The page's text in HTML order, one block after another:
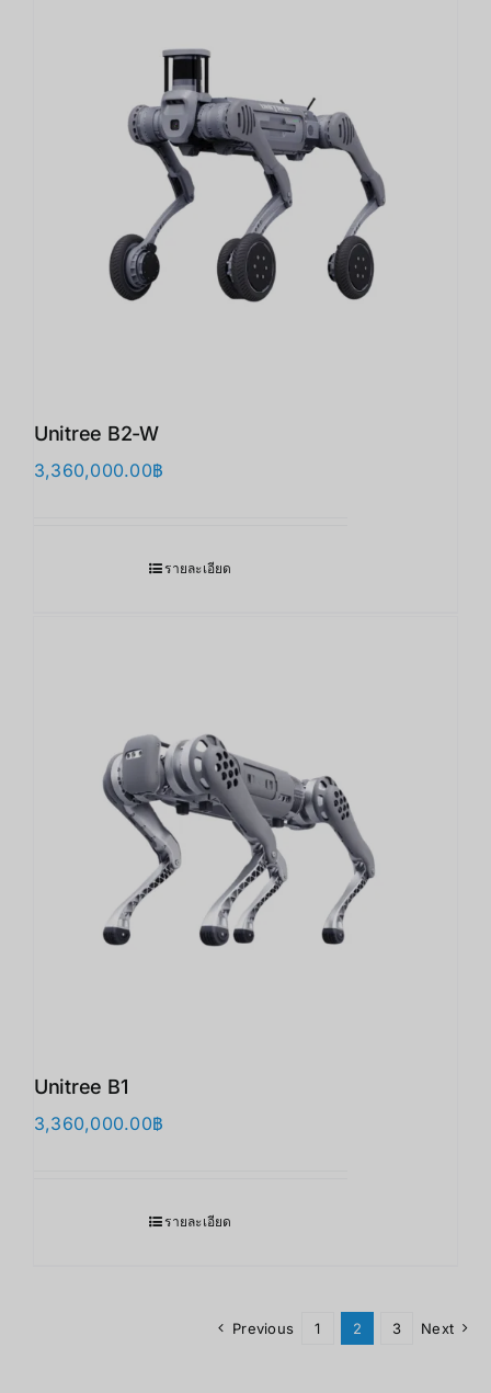
Unitree B2-W
3,360,000.00฿
รายละเอียด
Unitree B1
3,360,000.00฿
รายละเอียด
Previous 1 2 3 Next